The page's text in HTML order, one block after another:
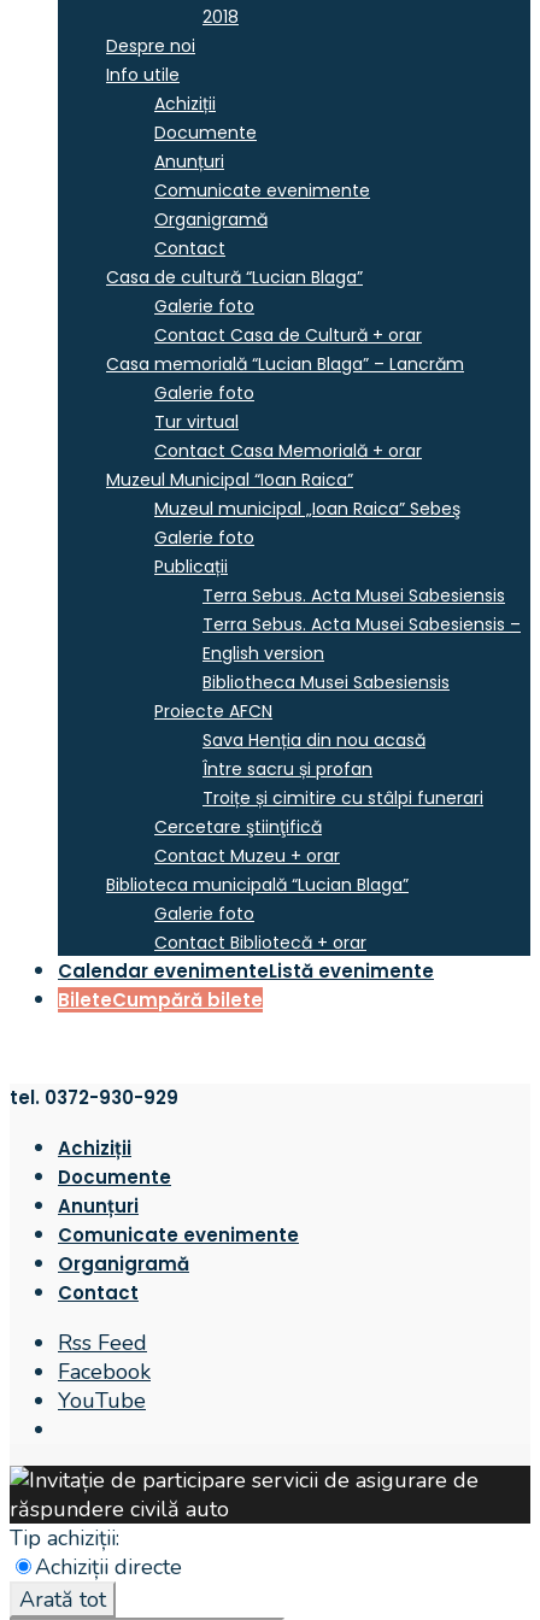
2018
Despre noi
Info utile
Achiziții
Documente
Anunțuri
Comunicate evenimente
Organigramă
Contact
Casa de cultură “Lucian Blaga”
Galerie foto
Contact Casa de Cultură + orar
Casa memorială “Lucian Blaga” – Lancrăm
Galerie foto
Tur virtual
Contact Casa Memorială + orar
Muzeul Municipal “Ioan Raica”
Muzeul municipal „Ioan Raica” Sebeş
Galerie foto
Publicații
Terra Sebus. Acta Musei Sabesiensis
Terra Sebus. Acta Musei Sabesiensis –
English version
Bibliotheca Musei Sabesiensis
Proiecte AFCN
Sava Henția din nou acasă
Între sacru și profan
Troițe și cimitire cu stâlpi funerari
Cercetare ştiinţifică
Contact Muzeu + orar
Biblioteca municipală “Lucian Blaga”
Galerie foto
Contact Bibliotecă + orar
Calendar evenimenteListă evenimente
BileteCumpără bilete
tel. 0372-930-929
Achiziții
Documente
Anunțuri
Comunicate evenimente
Organigramă
Contact
Rss Feed
Facebook
YouTube
Search
Window
Tip achiziții:
Achiziții directe